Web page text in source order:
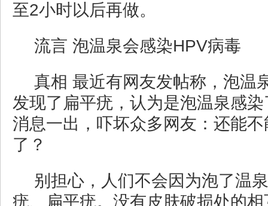
至2小时以后再做。
流言 泡温泉会感染HPV病毒
真相 最近有网友发帖称，泡温
发现了扁平疣，认为是泡温泉感
消息一出，吓坏众多网友：还能
了？
别担心，人们不会因为泡了温
疣、扁平疣。没有皮肤破损处的